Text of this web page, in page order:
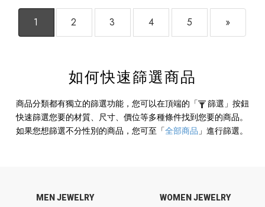
1 2 3 4 5 »
如何快速篩選商品
商品分類都有獨立的篩選功能，您可以在頂端的 「 篩選」 按鈕
快速篩選您要的材質、尺寸、價位等多種條件找到您要的商品。
如果您想篩選不分性別的商品，您可至 「全部商品 」 進行篩選。
MEN JEWELRY WOMEN JEWELRY